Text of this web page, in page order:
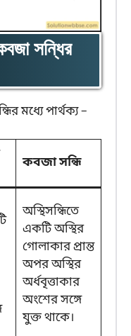
সন্ধির
মধ্যে পার্থক্য –
কবজা সন্ধি
অস্থিসন্ধিতে
একটি অস্থির
গোলাকার প্রান্ত
অপর অস্থির
অর্ধবৃত্তাকার
অংশের সঙ্গে
যুক্ত থাকে।